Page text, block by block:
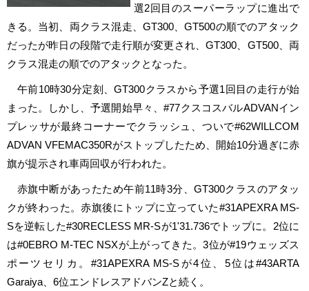
選2回目のスーパーラップに進出で
きる。当初、両クラス混走、GT300、GT500の順でのアタック
だったが昨日の段階で走行順が変更され、GT300、GT500、両
クラス混走の順でのアタックとなった。
午前10時30分定刻、GT300クラスから予選1回目の走行が始
まった。しかし、予選開始早々、#77クスコスバルADVANイン
プレッサが最終コーナーでクラッシュ、ついで#62WILLCOM
ADVAN VFEMAC350Rがストップしたため、開始10分過ぎに赤
旗が提示され車両回収が行われた。
赤旗中断があったため午前11時3分、GT300クラスのアタッ
クが終わった。赤旗後にトップに立っていた#31APEXRA MS-
Sを逆転した#30RECLESS MR-Sが1'31.736でトップに。2位に
は#0EBRO M-TEC NSXが上がってきた。3位が#19ウェッズス
ポーツセリカ。#31APEXRA MS-Sが4位、5位は#43ARTA
Garaiya、6位エンドレスアドバンZと続く。